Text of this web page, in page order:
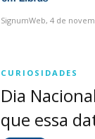
SignumWeb,4 de
CURIOSIDADES
Dia
que essa